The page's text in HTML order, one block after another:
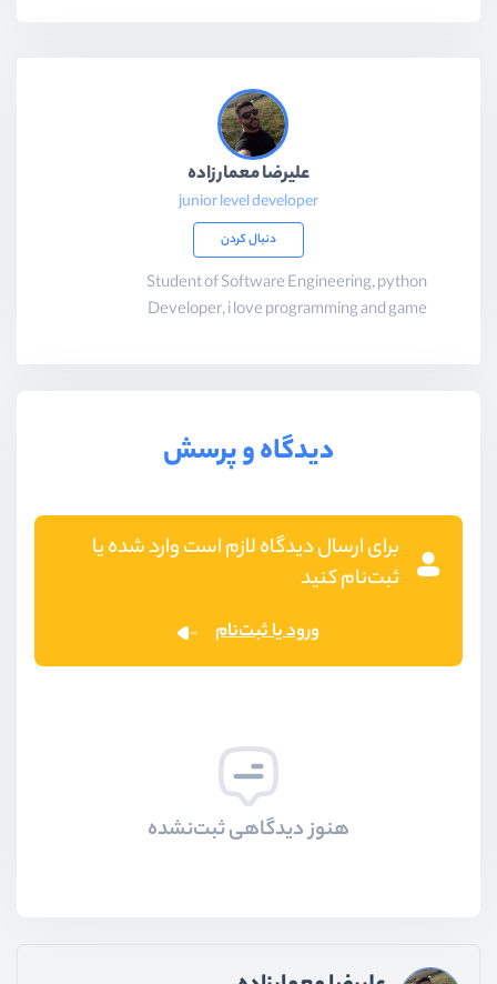
علیرضا معمارزاده
junior level developer
دنبال کردن
Student of Software Engineering, python
Developer, i love programming and game
دیدگاه و پرسش
برای ارسال دیدگاه لازم است وارد شده یا
ثبت‌نام کنید
ورود یا ثبت‌نام
هنوز دیدگاهی ثبت‌نشده